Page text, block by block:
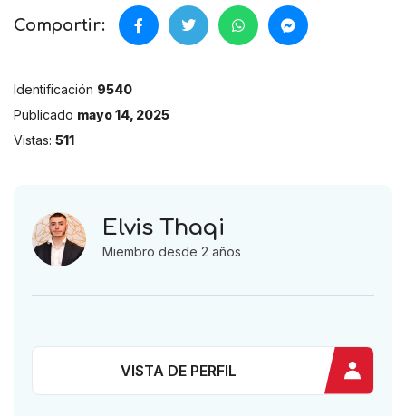
Compartir:
Identificación 9540
Publicado mayo 14, 2025
Vistas: 511
Elvis Thaqi
Miembro desde 2 años
VISTA DE PERFIL